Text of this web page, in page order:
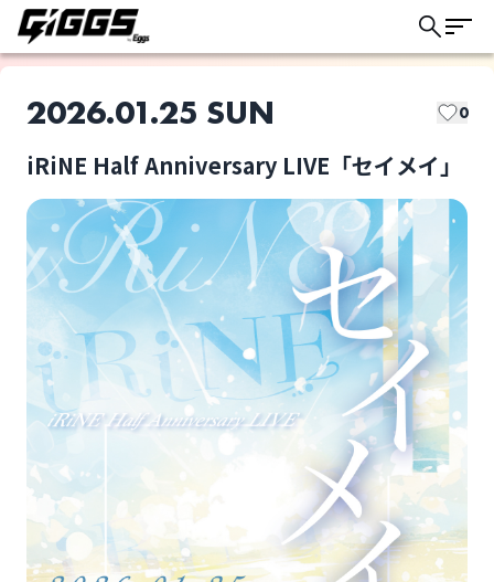
ライブ体験をもっと楽しく、もっと便利
に。
2026.01.25 SUN 0
iRiNE Half Anniversary LIVE「セイメイ」
iRiNE
iRiNE Half
Anniversary LIVE「セ
イメイ」
選択しない
このライブの取り置きは終了しました